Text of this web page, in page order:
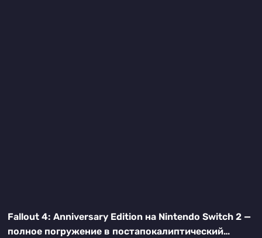
Fallout 4: Anniversary Edition на Nintendo Switch 2 —
полное погружение в постапокалиптический